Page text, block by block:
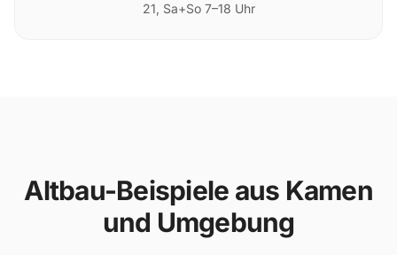
21, Sa+So 7–18 Uhr
Altbau-Beispiele aus Kamen
und Umgebung